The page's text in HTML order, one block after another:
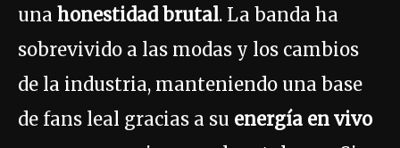
una honestidad brutal. La banda ha
sobrevivido a las modas y los cambios
de la industria, manteniendo una base
de fans leal gracias a su energía en vivo